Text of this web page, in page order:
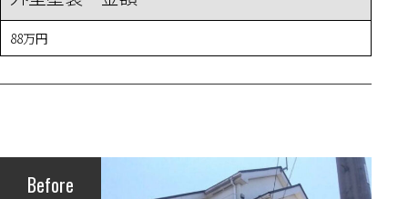
88万円
Before